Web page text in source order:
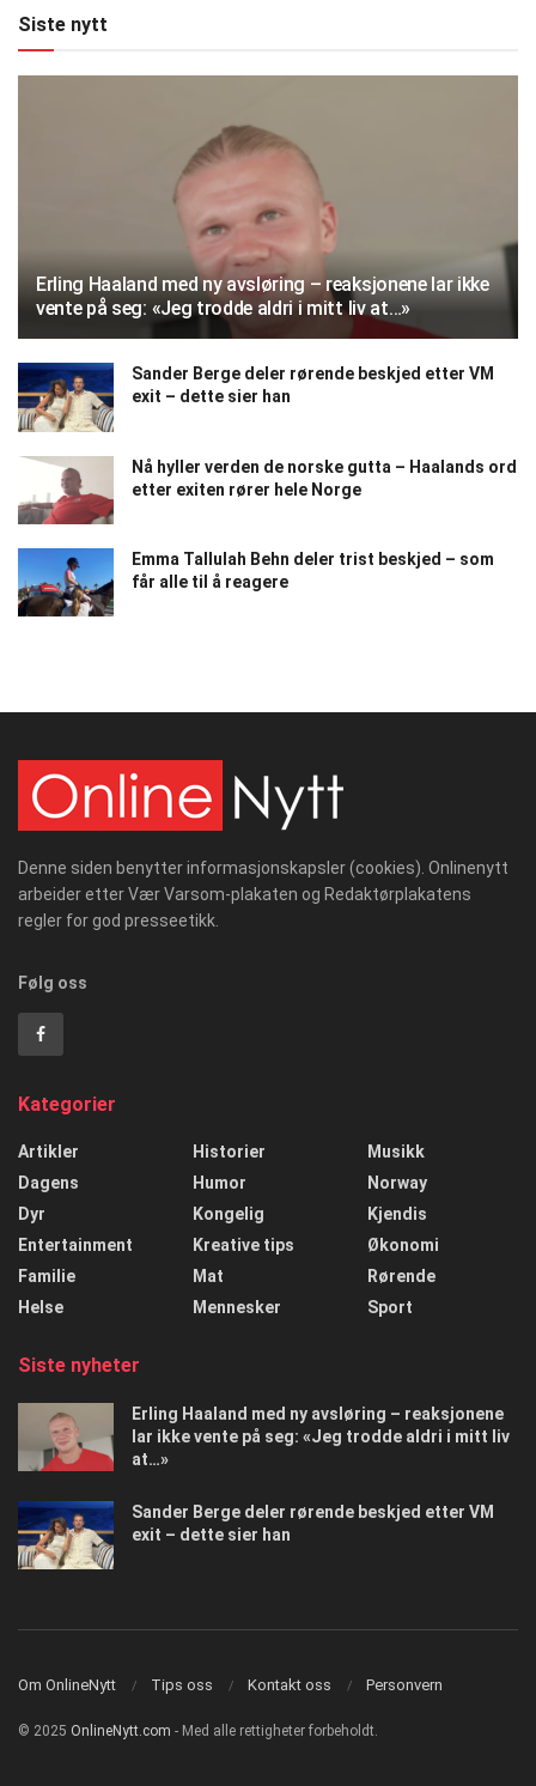
Siste nytt
Erling Haaland med ny avsløring – reaksjonene lar ikke
vente på seg: «Jeg trodde aldri i mitt liv at…»
Sander Berge deler rørende beskjed etter VM
exit – dette sier han
Nå hyller verden de norske gutta – Haalands ord
etter exiten rører hele Norge
Emma Tallulah Behn deler trist beskjed – som
får alle til å reagere
Denne siden benytter informasjonskapsler (cookies). Onlinenytt
arbeider etter Vær Varsom-plakaten og Redaktørplakatens
regler for god presseetikk.
Følg oss
Kategorier
Artikler
Dagens
Dyr
Entertainment
Familie
Helse
Historier
Humor
Kongelig
Kreative tips
Mat
Mennesker
Musikk
Norway
Kjendis
Økonomi
Rørende
Sport
Siste nyheter
Erling Haaland med ny avsløring – reaksjonene
lar ikke vente på seg: «Jeg trodde aldri i mitt liv
at…»
Sander Berge deler rørende beskjed etter VM
exit – dette sier han
Om OnlineNytt Tips oss Kontakt oss Personvern
© 2025 OnlineNytt.com - Med alle rettigheter forbeholdt.